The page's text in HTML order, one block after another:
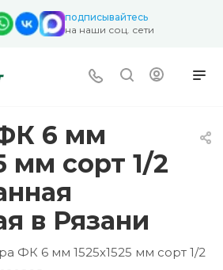
подписывайтесь
на наши соц. сети
6 мм
мм сорт 1/2
в Рязани
ФК 6 мм 1525х1525 мм сорт 1/2